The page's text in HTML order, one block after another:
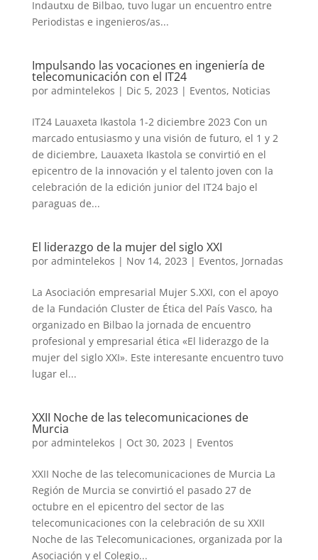
Indautxu de Bilbao, tuvo lugar un encuentro entre
Periodistas e ingenieros/as...
Impulsando las vocaciones en ingeniería de
telecomunicación con el IT24
por admintelekos | Dic 5, 2023 | Eventos, Noticias
IT24 Lauaxeta Ikastola 1-2 diciembre 2023 Con un
marcado entusiasmo y una visión de futuro, el 1 y 2
de diciembre, Lauaxeta Ikastola se convirtió en el
epicentro de la innovación y el talento joven con la
celebración de la edición junior del IT24 bajo el
paraguas de...
El liderazgo de la mujer del siglo XXI
por admintelekos | Nov 14, 2023 | Eventos, Jornadas
La Asociación empresarial Mujer S.XXI, con el apoyo
de la Fundación Cluster de Ética del País Vasco, ha
organizado en Bilbao la jornada de encuentro
profesional y empresarial ética «El liderazgo de la
mujer del siglo XXI». Este interesante encuentro tuvo
lugar el...
XXII Noche de las telecomunicaciones de
Murcia
por admintelekos | Oct 30, 2023 | Eventos
XXII Noche de las telecomunicaciones de Murcia La
Región de Murcia se convirtió el pasado 27 de
octubre en el epicentro del sector de las
telecomunicaciones con la celebración de su XXII
Noche de las Telecomunicaciones, organizada por la
Asociación y el Colegio...